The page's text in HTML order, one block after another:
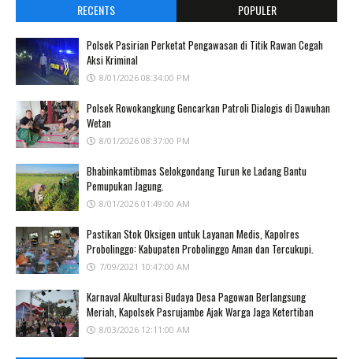
RECENTS POPULER
Polsek Pasirian Perketat Pengawasan di Titik Rawan Cegah
Aksi Kriminal
8/01/2026 08:34:00 PM
Polsek Rowokangkung Gencarkan Patroli Dialogis di Dawuhan
Wetan
8/01/2026 08:37:00 PM
Bhabinkamtibmas Selokgondang Turun ke Ladang Bantu
Pemupukan Jagung.
8/01/2026 01:49:00 AM
Pastikan Stok Oksigen untuk Layanan Medis, Kapolres
Probolinggo: Kabupaten Probolinggo Aman dan Tercukupi.
7/09/2021 10:47:00 AM
Karnaval Akulturasi Budaya Desa Pagowan Berlangsung
Meriah, Kapolsek Pasrujambe Ajak Warga Jaga Ketertiban
8/03/2026 12:11:00 AM